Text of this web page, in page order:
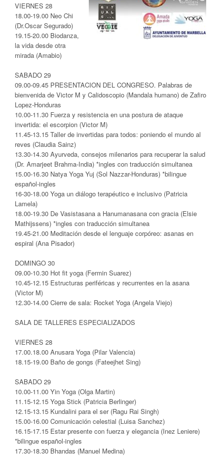
VIERNES 28
18.00-19.00 Neo Chi
(Dr.Oscar Segurado)
19.15-20.00 Biodanza,
la vida desde otra
mirada (Amabio)
SABADO 29
09.00-09.45 PRESENTACION DEL CONGRESO. Palabras de
bienvenida de Victor M y Calidoscopio (Mandala humano) de Zafiro
Lopez-Honduras
10.00-11.30 Fuerza y resistencia en una postura de ataque
invertida: el escorpion (Victor M)
11.45-13.15 Taller de invertidas para todos: poniendo el mundo al
reves (Claudia Sainz)
13.30-14.30 Ayurveda, consejos milenarios para recuperar la salud
(Dr. Amarjeet Brahma-India) *ingles con traducción simultanea
15.00-16.30 Natya Yoga Yuj (Sol Nazzar-Honduras) *bilingue
español-ingles
16-30-18.00 Yoga un diálogo terapéutico e inclusivo (Patricia
Lamela)
18.00-19.30 De Vasistasana a Hanumanasana con gracia (Elsie
Mathijssens) *ingles con traducción simultanea
19.45-21.00 Meditación desde el lenguaje corpóreo: asanas en
espiral (Ana Pisador)
DOMINGO 30
09.00-10.30 Hot fit yoga (Fermin Suarez)
10.45-12.15 Estructuras periféricas y recurrentes en la asana
(Victor M)
12.30-14.00 Cierre de sala: Rocket Yoga (Angela Viejo)
SALA DE TALLERES ESPECIALIZADOS
VIERNES 28
17.00.18.00 Anusara Yoga (Pilar Valencia)
18.15-19.00 Baño de gongs (Fateejhet Sing)
SABADO 29
10.00-11.00 Yin Yoga (Olga Martin)
11.15-12.15 Yoga Stick (Patricia Berlinger)
12.15-13.15 Kundalini para el ser (Ragu Rai Singh)
15.00-16.00 Comunicación celestial (Luisa Sanchez)
16.15-17.15 Estar presente con fuerza y elegancia (Inez Leniere)
*bilingue español-ingles
17.30-18.30 Bhandas (Manuel Medina)